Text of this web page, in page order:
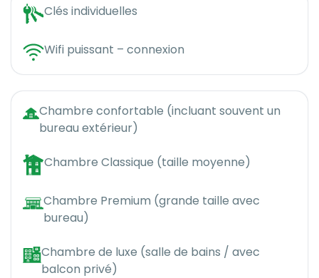
Clés individuelles
Wifi puissant – connexion
Chambre confortable (incluant souvent un
bureau extérieur)
Chambre Classique (taille moyenne)
Chambre Premium (grande taille avec
bureau)
Chambre de luxe (salle de bains / avec
balcon privé)